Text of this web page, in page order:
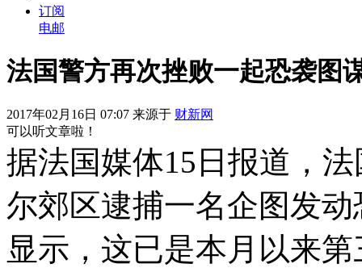
订阅
电邮
法国警方再次挫败一起恐袭图
2017年02月16日 07:07 来源于 财新网
可以听文章啦！
据法国媒体15日报道，
尔郊区逮捕一名企图发
显示，这已是本月以来